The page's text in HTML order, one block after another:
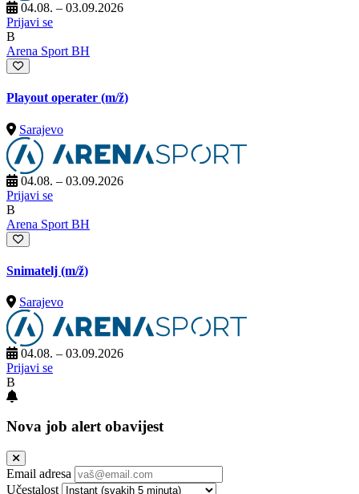
04.08. – 03.09.2026
Prijavi se
B
Arena Sport BH
Playout operater (m/ž)
Sarajevo
04.08. – 03.09.2026
Prijavi se
B
Arena Sport BH
Snimatelj (m/ž)
Sarajevo
04.08. – 03.09.2026
Prijavi se
B
Nova job alert obavijest
Email adresa
Učestalost